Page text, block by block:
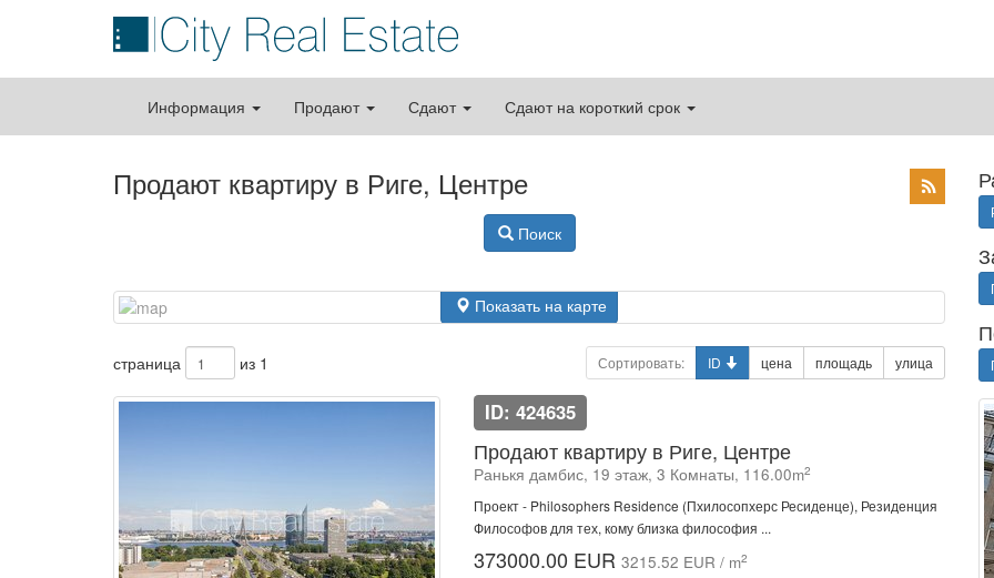
Информация Продают Сдают Сдают на короткий срок
Продают квартиру в Риге, Центре
Поиск
Показать на карте
страница из 1 Сортировать: ID цена площадь улица
ID: 424635
Продают квартиру в Риге, Центре
Ранькя дамбис, 19 этаж, 3 Комнаты, 116.00m2
Проект - Philosophers Residence (Пхилосопхерс Ресиденце), Резиденция
Философов для тех, кому близка философия ...
373000.00 EUR 3215.52 EUR / m2